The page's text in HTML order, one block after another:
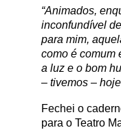
“Animados,
inconfundível
para mim,
como é comum
a luz e o bom
– tivemos –
Fechei o
para o Teatro